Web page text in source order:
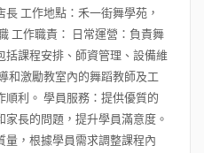
工作地點：禾一街舞學苑，
工作職責： 日常運營：負責舞
括課程安排、師資管理、設備維
和激勵教室內的舞蹈教師及工
順利。 學員服務：提供優質的
長的問題，提升學員滿意度。
量，根據學員需求調整課程內